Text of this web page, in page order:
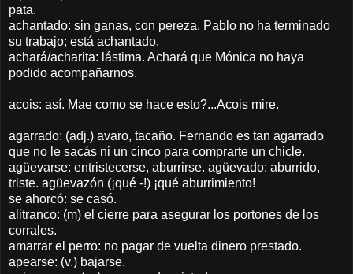
pata.
achantado: sin ganas, con pereza. Pablo no ha terminado
su trabajo; está achantado.
achará/acharita: lástima. Achará que Mónica no haya
podido acompañarnos.
acois: así. Mae como se hace esto?...Acois mire.
agarrado: (adj.) avaro, tacaño. Fernando es tan agarrado
que no le sacás ni un cinco para comprarte un chicle.
agüevarse: entristecerse, aburrirse. agüevado: aburrido,
triste. agüevazón (¡qué -!) ¡qué aburrimiento!
se ahorcó: se casó.
alitranco: (m) el cierre para asegurar los portones de los
corrales.
amarrar el perro: no pagar de vuelta dinero prestado.
apearse: (v.) bajarse.